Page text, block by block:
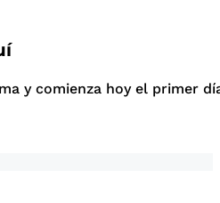
y comienza hoy el primer